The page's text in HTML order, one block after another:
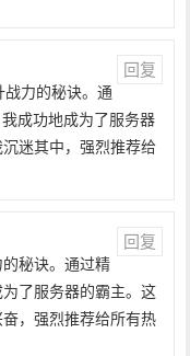
回复
力的秘诀。通
成功地成为了服务器
迷其中，强烈推荐给
回复
秘诀。通过精
了服务器的霸主。这
，强烈推荐给所有热